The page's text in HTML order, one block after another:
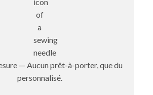
— Aucun prêt-à-porter, que du
personnalisé.